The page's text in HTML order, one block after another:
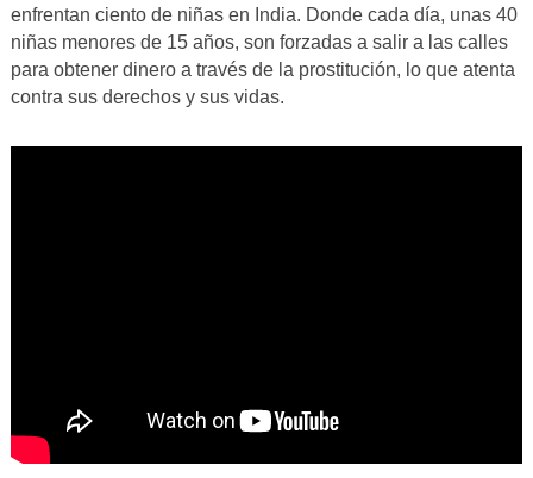
enfrentan ciento de niñas en India. Donde cada día, unas 40
niñas menores de 15 años, son forzadas a salir a las calles
para obtener dinero a través de la prostitución, lo que atenta
contra sus derechos y sus vidas.